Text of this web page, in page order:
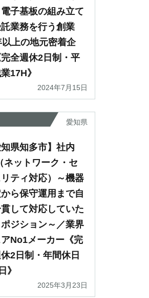
子基板の組み立て
業務を行う創業
以上の地元密着企
全週休2日制・平
17H》
2024年7月15日
愛知県
知県知多市】社内
ネットワーク・セ
ティ対応）～機器
ら保守運用まで自
貫して対応していた
ジション～／業界
No1メーカー《完
2日制・年間休日
》
2025年3月23日